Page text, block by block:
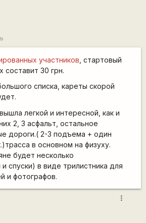
участников , стартовый
составит 30 грн.
списка, кареты скорой
легкой и интересной, как и
2, 3 асфальт, остальное
дороги.( 2-3 подъема + один
в основном на физуху.
будет несколько
спуски) в виде трилистника для
и фотографов.
more_vert